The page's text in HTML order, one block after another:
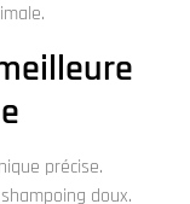
précise.
doux.